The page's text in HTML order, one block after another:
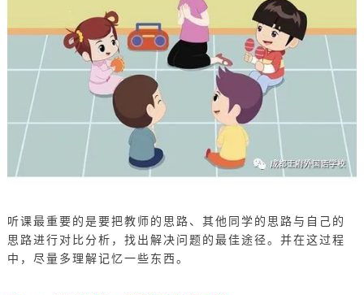
听课最重要的是要把教师的思路、其他同学的思路与自己的
思路进行对比分析，找出解决问题的最佳途径。并在这过程
中，尽量多理解记忆一些东西。